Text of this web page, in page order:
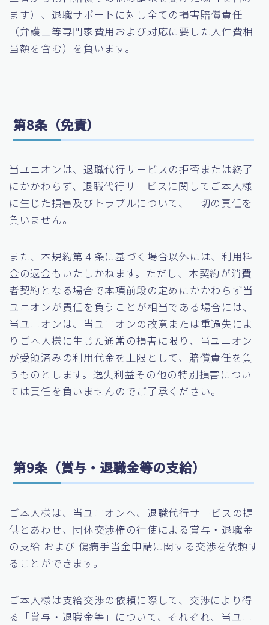
ます）、退職サポートに対し全ての損害賠償責任
（弁護士等専門家費用および対応に要した人件費相
当額を含む）を負います。
第8条（免責）
当ユニオンは、退職代行サービスの拒否または終了
にかかわらず、退職代行サービスに関してご本人様
に生じた損害及びトラブルについて、一切の責任を
負いません。
また、本規約第４条に基づく場合以外には、利用料
金の返金もいたしかねます。ただし、本契約が消費
者契約となる場合で本項前段の定めにかかわらず当
ユニオンが責任を負うことが相当である場合には、
当ユニオンは、当ユニオンの故意または重過失によ
りご本人様に生じた通常の損害に限り、当ユニオン
が受領済みの利用代金を上限として、賠償責任を負
うものとします。逸失利益その他の特別損害につい
ては責任を負いませんのでご了承ください。
第9条（賞与・退職金等の支給）
ご本人様は、当ユニオンへ、退職代行サービスの提
供とあわせ、団体交渉権の行使による賞与・退職金
の支給 および 傷病手当金申請に関する交渉を依頼す
ることができます。
ご本人様は支給交渉の依頼に際して、交渉により得
る「賞与・退職金等」について、それぞれ、当ユニ